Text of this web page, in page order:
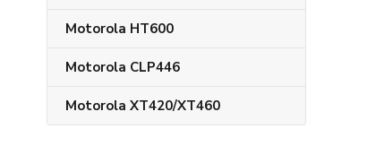
Motorola HT600
Motorola CLP446
Motorola XT420/XT460